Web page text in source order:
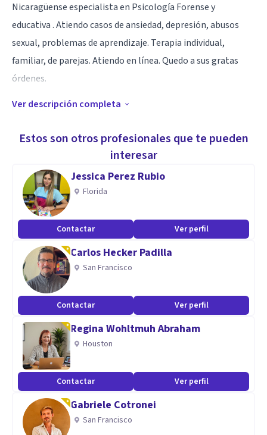
Nicaragüense especialista en Psicología Forense y
educativa . Atiendo casos de ansiedad, depresión, abusos
sexual, problemas de aprendizaje. Terapia individual,
familiar, de parejas. Atiendo en línea. Quedo a sus gratas
órdenes.
Especialidad
Aptitudes
Me gusta empatizar con mis pacientes tu sobre todo que
sientan que más que Terapeuta es una persona que está
para acompañarle en su proceso según la situación que
acude a consulta Psicológica.
Ver descripción completa
Estos son otros profesionales que te pueden
interesar
Jessica Perez Rubio
Florida
Contactar Ver perfil
Carlos Hecker Padilla
San Francisco
Contactar Ver perfil
Regina Wohltmuh Abraham
Houston
Contactar Ver perfil
Gabriele Cotronei
San Francisco